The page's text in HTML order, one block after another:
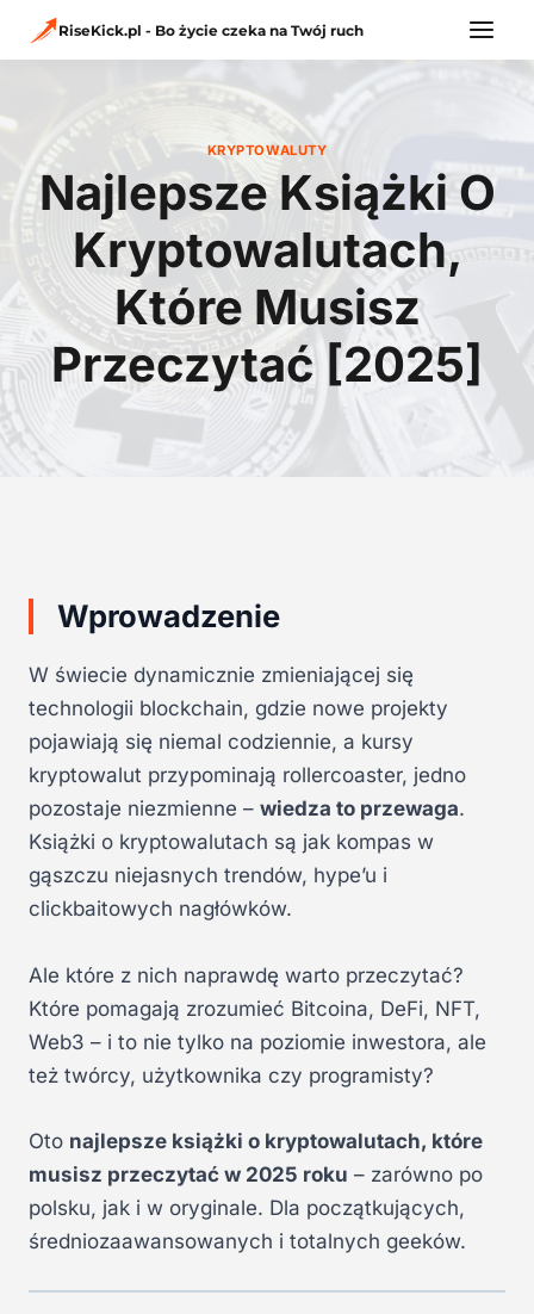
RiseKick.pl - Bo życie czeka na Twój ruch
KRYPTOWALUTY
Najlepsze Książki O
Kryptowalutach,
Które Musisz
Przeczytać [2025]
Wprowadzenie
W świecie dynamicznie zmieniającej się
technologii blockchain, gdzie nowe projekty
pojawiają się niemal codziennie, a kursy
kryptowalut przypominają rollercoaster, jedno
pozostaje niezmienne – wiedza to przewaga.
Książki o kryptowalutach są jak kompas w
gąszczu niejasnych trendów, hype’u i
clickbaitowych nagłówków.
Ale które z nich naprawdę warto przeczytać?
Które pomagają zrozumieć Bitcoina, DeFi, NFT,
Web3 – i to nie tylko na poziomie inwestora, ale
też twórcy, użytkownika czy programisty?
Oto najlepsze książki o kryptowalutach, które
musisz przeczytać w 2025 roku – zarówno po
polsku, jak i w oryginale. Dla początkujących,
średniozaawansowanych i totalnych geeków.